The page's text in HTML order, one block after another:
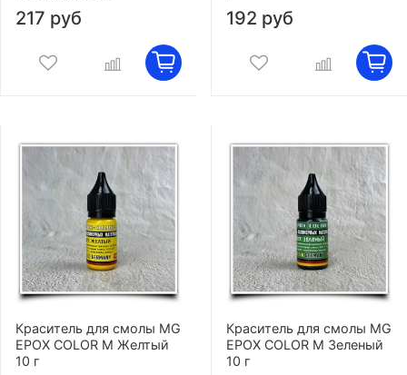
217 руб 192 руб
Краситель для смолы MG
EPOX COLOR M Желтый
10 г
Краситель для смолы MG
EPOX COLOR M Зеленый
10 г